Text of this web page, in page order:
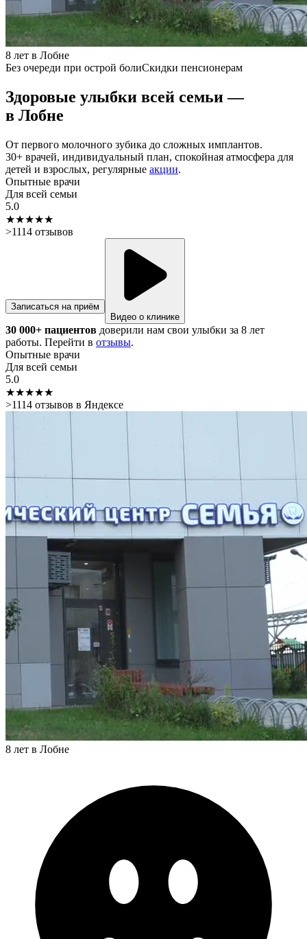
8 лет в Лобне
Без очереди при острой болиСкидки пенсионерам
Здоровые улыбки всей семьи —
в Лобне
От первого молочного зубика до сложных имплантов.
30+ врачей, индивидуальный план, спокойная атмосфера для
детей и взрослых, регулярные акции.
Опытные врачи
Для всей семьи
5.0
★★★★★
>1114 отзывов
Записаться на приём
Видео о клинике
30 000+ пациентов доверили нам свои улыбки за 8 лет
работы. Перейти в отзывы.
Опытные врачи
Для всей семьи
5.0
★★★★★
>1114 отзывов в Яндексе
8 лет в Лобне